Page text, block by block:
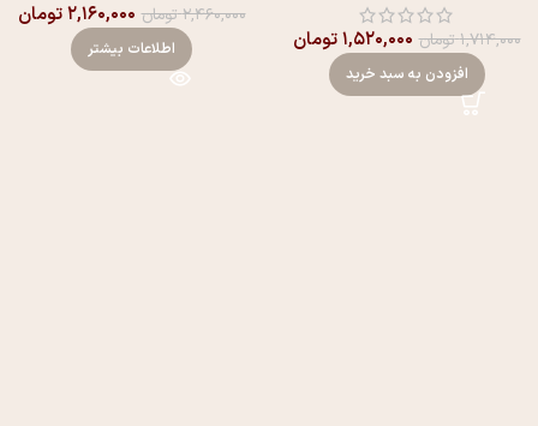
۱,۷۱۴,۰۰۰تومان ۱,۵۲۰,۰۰۰تومان
افزودن به سبد خرید
۲,۴۶۰,۰۰۰تومان ۲,۱۶۰,۰۰۰تومان
اطلاعات بیشتر